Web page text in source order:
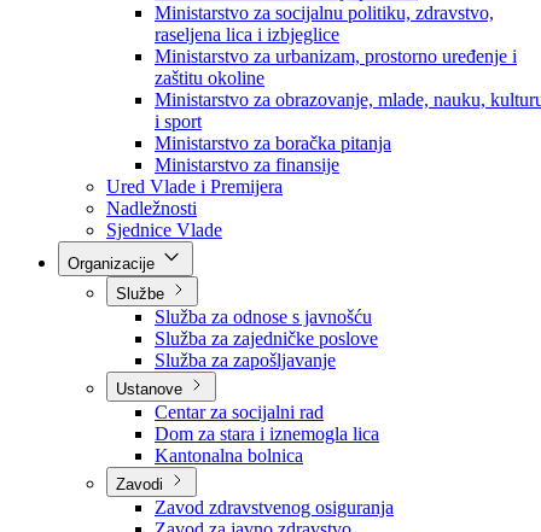
Ministarstvo za privredu
Ministarstvo za pravosuđe, upravu i radne odnose
Ministarstvo za unutrašnje poslove
Ministarstvo za socijalnu politiku, zdravstvo,
raseljena lica i izbjeglice
Ministarstvo za urbanizam, prostorno uređenje i
zaštitu okoline
Ministarstvo za obrazovanje, mlade, nauku,
i sport
Ministarstvo za boračka pitanja
Ministarstvo za finansije
Ured Vlade i Premijera
Nadležnosti
Sjednice Vlade
Službe
Služba za odnose s javnošću
Služba za zajedničke poslove
Služba za zapošljavanje
Ustanove
Centar za socijalni rad
Dom za stara i iznemogla lica
Kantonalna bolnica